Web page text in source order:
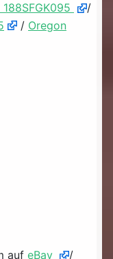
/
/ Oregon
auf eBay /